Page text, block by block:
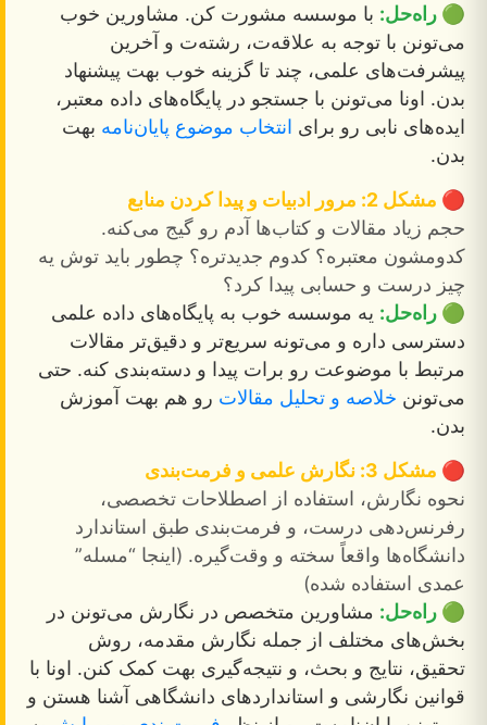
🟢 راه‌حل: با موسسه مشورت کن. مشاورین خوب
می‌تونن با توجه به علاقه‌ت، رشته‌ت و آخرین
پیشرفت‌های علمی، چند تا گزینه خوب بهت پیشنهاد
بدن. اونا می‌تونن با جستجو در پایگاه‌های داده معتبر،
ایده‌های نابی رو برای انتخاب موضوع پایان‌نامه بهت
بدن.
🔴 مشکل 2: مرور ادبیات و پیدا کردن منابع
حجم زیاد مقالات و کتاب‌ها آدم رو گیج می‌کنه.
کدومشون معتبره؟ کدوم جدیدتره؟ چطور باید توش یه
چیز درست و حسابی پیدا کرد؟
🟢 راه‌حل: یه موسسه خوب به پایگاه‌های داده علمی
دسترسی داره و می‌تونه سریع‌تر و دقیق‌تر مقالات
مرتبط با موضوعت رو برات پیدا و دسته‌بندی کنه. حتی
می‌تونن خلاصه و تحلیل مقالات رو هم بهت آموزش
بدن.
🔴 مشکل 3: نگارش علمی و فرمت‌بندی
نحوه نگارش، استفاده از اصطلاحات تخصصی،
رفرنس‌دهی درست، و فرمت‌بندی طبق استاندارد
دانشگاه‌ها واقعاً سخته و وقت‌گیره. (اینجا “مسله”
عمدی استفاده شده)
🟢 راه‌حل: مشاورین متخصص در نگارش می‌تونن در
بخش‌های مختلف از جمله نگارش مقدمه، روش
تحقیق، نتایج و بحث، و نتیجه‌گیری بهت کمک کنن. اونا با
قوانین نگارشی و استانداردهای دانشگاهی آشنا هستن و